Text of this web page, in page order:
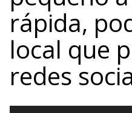
rápida,
local que
redes